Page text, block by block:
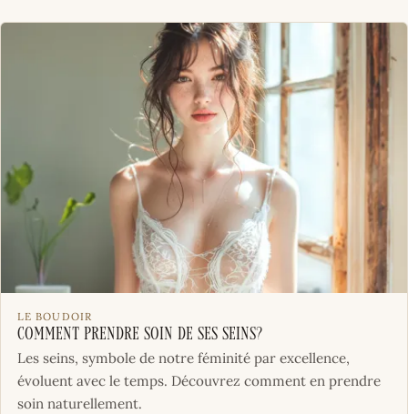
LE BOUDOIR
Comment prendre soin de ses seins?
Les seins, symbole de notre féminité par excellence,
évoluent avec le temps. Découvrez comment en prendre
soin naturellement.